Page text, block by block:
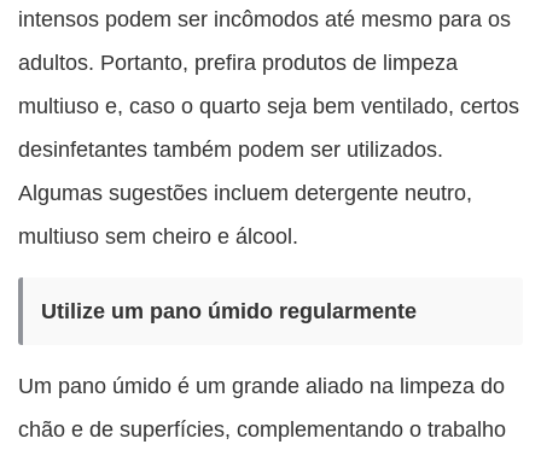
intensos podem ser incômodos até mesmo para os
adultos. Portanto, prefira produtos de limpeza
multiuso e, caso o quarto seja bem ventilado, certos
desinfetantes também podem ser utilizados.
Algumas sugestões incluem detergente neutro,
multiuso sem cheiro e álcool.
Utilize um pano úmido regularmente
Um pano úmido é um grande aliado na limpeza do
chão e de superfícies, complementando o trabalho